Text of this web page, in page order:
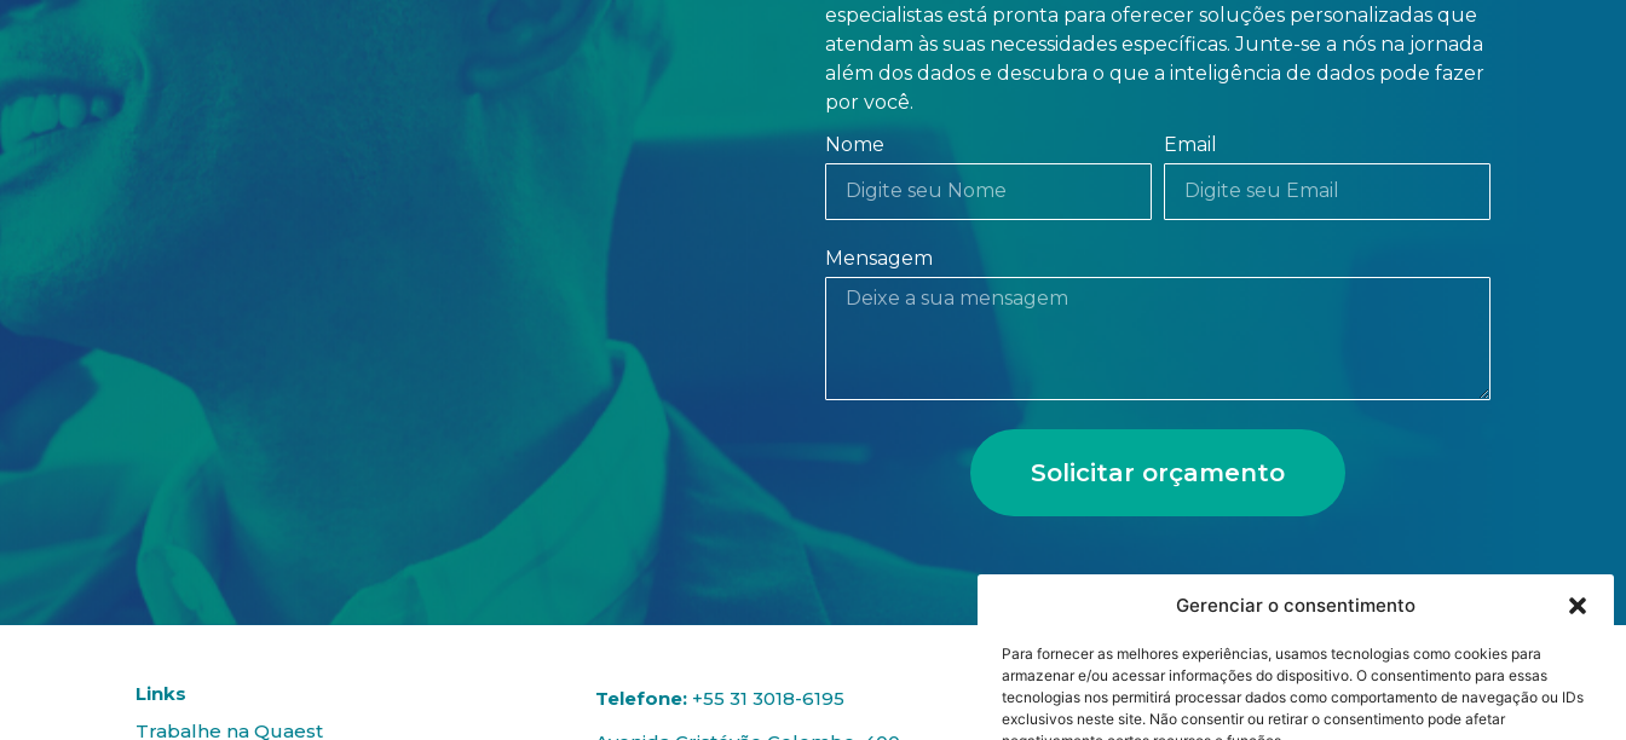
Gerenciar o consentimento
Para fornecer as melhores experiências, usamos tecnologias como cookies para
armazenar e/ou acessar informações do dispositivo. O consentimento para essas
tecnologias nos permitirá processar dados como comportamento de navegação ou IDs
exclusivos neste site. Não consentir ou retirar o consentimento pode afetar
especialistas está pronta para oferecer soluções personalizadas que
atendam às suas necessidades específicas. Junte-se a nós na jornada
além dos dados e descubra o que a inteligência de dados pode fazer
por você.
Nome
Email
Mensagem
Solicitar orçamento
Links
Trabalhe na Quaest
Telefone: +55 31 3018-6195